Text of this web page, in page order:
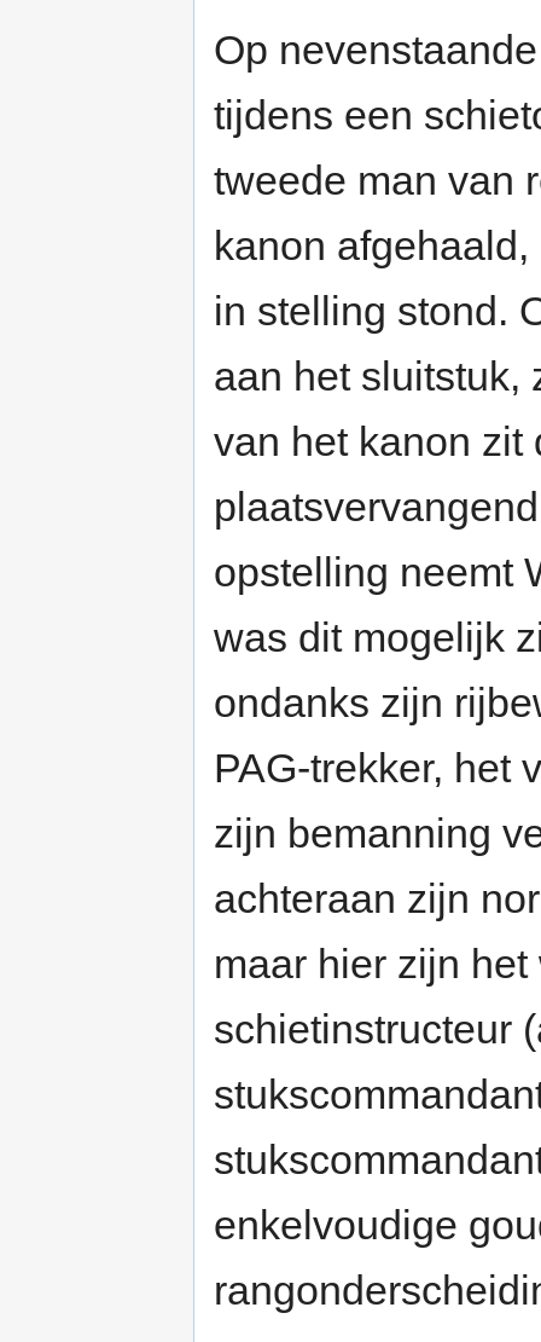
Op
tijdens een
tweede man van
kanon
in stelling stond.
aan het sluitstuk,
van het kanon zit
opstelling neemt
was dit mogelijk
ondanks zijn
PAG-trekker, het
zijn bemanning
achteraan zijn
maar hier zijn
schietinstructeur
enkelvoudige